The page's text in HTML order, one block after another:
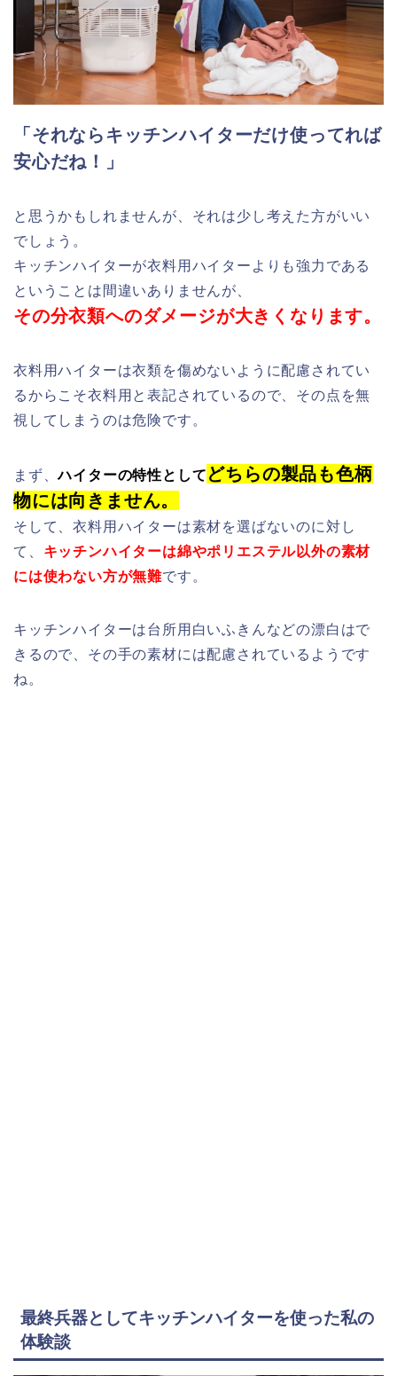
「それならキッチンハイターだけ使ってれば
安心だね！」
と思うかもしれませんが、それは少し考えた方がいい
でしょう。
キッチンハイターが衣料用ハイターよりも強力である
ということは間違いありませんが、
その分衣類へのダメージが大きくなります。
衣料用ハイターは衣類を傷めないように配慮されてい
るからこそ衣料用と表記されているので、その点を無
視してしまうのは危険です。
まず、ハイターの特性として どちらの製品も色柄
物には向きません。
そして、衣料用ハイターは素材を選ばないのに対し
て、 キッチンハイターは綿やポリエステル以外の素材
には使わない方が無難です。
キッチンハイターは台所用白いふきんなどの漂白はで
きるので、その手の素材には配慮されているようです
ね。
最終兵器としてキッチンハイターを使った私の
体験談